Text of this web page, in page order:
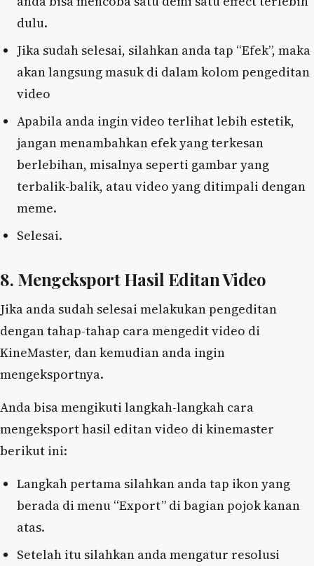
dulu.
Jika sudah selesai, silahkan anda tap “Efek”, maka
akan langsung masuk di dalam kolom pengeditan
video
Apabila anda ingin video terlihat lebih estetik,
jangan menambahkan efek yang terkesan
berlebihan, misalnya seperti gambar yang
terbalik-balik, atau video yang ditimpali dengan
meme.
Selesai.
8. Mengeksport Hasil Editan Video
Jika anda sudah selesai melakukan pengeditan
dengan tahap-tahap cara mengedit video di
KineMaster, dan kemudian anda ingin
mengeksportnya.
Anda bisa mengikuti langkah-langkah cara
mengeksport hasil editan video di kinemaster
berikut ini:
Langkah pertama silahkan anda tap ikon yang
berada di menu “Export” di bagian pojok kanan
atas.
Setelah itu silahkan anda mengatur resolusi